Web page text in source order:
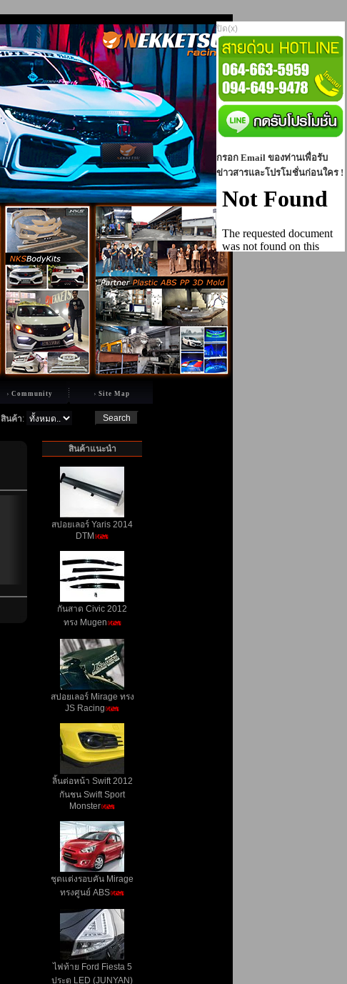
ปิด(x)
กรอก Email ของท่านเพื่อรับ
ข่าวสารและโปรโมชั่นก่อนใคร !
Community Site Map
สินค้า:
สินค้าแนะนำ
สปอยเลอร์ Yaris 2014
DTM
กันสาด Civic 2012
ทรง Mugen
สปอยเลอร์ Mirage ทรง
JS Racing
ลิ้นต่อหน้า Swift 2012
กันชน Swift Sport
Monster
ชุดแต่งรอบคัน Mirage
ทรงศูนย์ ABS
ไฟท้าย Ford Fiesta 5
ประตู LED (JUNYAN)